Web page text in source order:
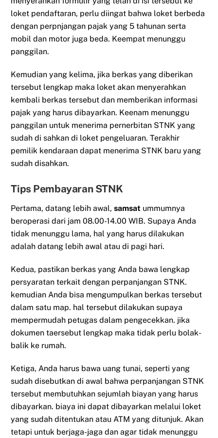
loket pendaftaran, perlu diingat bahwa loket berbeda
dengan perpnjangan pajak yang 5 tahunan serta
mobil dan motor juga beda. Keempat menunggu
panggilan.
Kemudian yang kelima, jika berkas yang diberikan
tersebut lengkap maka loket akan menyerahkan
kembali berkas tersebut dan memberikan informasi
pajak yang harus dibayarkan. Keenam menunggu
panggilan untuk menerima pernerbitan STNK yang
sudah di sahkan di loket pengeluaran. Terakhir
pemilik kendaraan dapat menerima STNK baru yang
sudah disahkan.
Tips Pembayaran STNK
Pertama, datang lebih awal,samsat ummumnya
beroperasi dari jam 08.00-14.00 WIB. Supaya Anda
tidak menunggu lama, hal yang harus dilakukan
adalah datang lebih awal atau di pagi hari.
Kedua, pastikan berkas yang Anda bawa lengkap
persyaratan terkait dengan perpanjangan STNK.
kemudian Anda bisa mengumpulkan berkas tersebut
dalam satu map. hal tersebut dilakukan supaya
mempermudah petugas dalam pengecekkan. jika
dokumen taersebut lengkap maka tidak perlu bolak-
balik ke rumah.
Ketiga, Anda harus bawa uang tunai, seperti yang
sudah disebutkan di awal bahwa perpanjangan STNK
tersebut membutuhkan sejumlah biayan yang harus
dibayarkan. biaya ini dapat dibayarkan melalui loket
yang sudah ditentukan atau ATM yang ditunjuk. Akan
tetapi untuk berjaga-jaga dan agar tidak menunggu